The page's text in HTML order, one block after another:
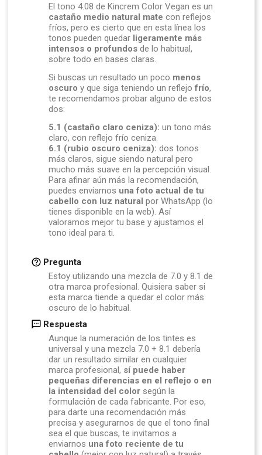
El tono 4.08 de Kincrem Color Vegan es un
castaño medio natural mate con reflejos
fríos, pero es cierto que en esta línea los
tonos pueden quedar ligeramente más
intensos o profundos de lo habitual,
sobre todo en bases claras.
Si buscas un resultado un poco menos
oscuro y que siga teniendo un reflejofrío,
te recomendamos probar alguno de estos
dos:
5.1 (castaño claro ceniza): un tono más
claro, con reflejo frío ceniza.
6.1 (rubio oscuro ceniza): dos tonos
más claros, sigue siendo natural pero
mucho más suave en la percepción visual.
Para afinar aún más la recomendación,
puedes enviarnos una foto actual de tu
cabello con luz natural por WhatsApp (lo
tienes disponible en la web). Así
valoramos mejor tu base y ajustamos el
tono ideal para ti.
Pregunta
Estoy utilizando una mezcla de 7.0 y 8.1 de
otra marca profesional. Quisiera saber si
esta marca tiende a quedar el color más
oscuro de lo habitual.
Respuesta
Aunque la numeración de los tintes es
universal y una mezcla 7.0 + 8.1 debería
dar un resultado similar en cualquier
marca profesional, sí puede haber
pequeñas diferencias en el reflejo o en
la intensidad del color según la
formulación de cada fabricante. Por eso,
para darte una recomendación más
precisa y asegurarnos de que el tono final
sea el que buscas, te invitamos a
enviarnos unafoto reciente de tu